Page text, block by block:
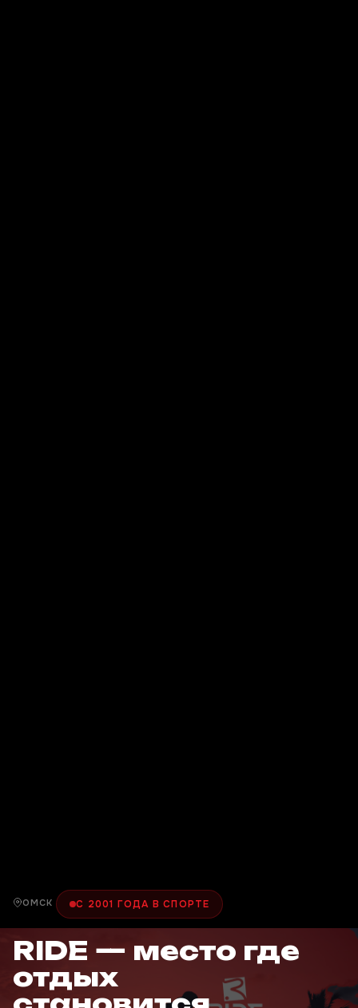
ОМСК С 2001 ГОДА В СПОРТЕ
RIDE — место где
отдых